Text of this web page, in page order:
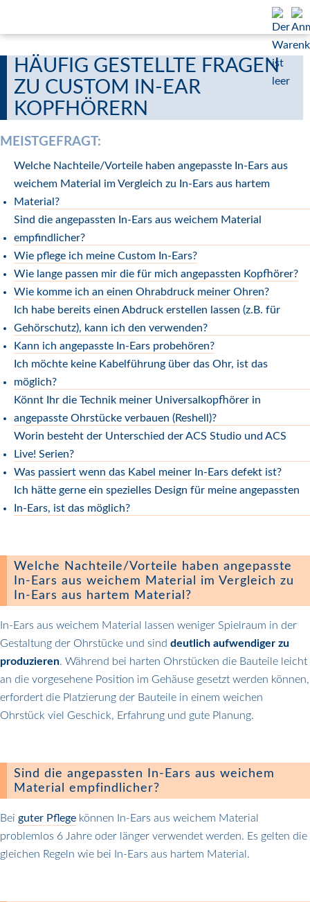
HÄUFIG GESTELLTE FRAGEN
ZU CUSTOM IN-EAR
KOPFHÖRERN
MEISTGEFRAGT:
Welche Nachteile/Vorteile haben angepasste In-Ears aus
weichem Material im Vergleich zu In-Ears aus hartem
Material?
Sind die angepassten In-Ears aus weichem Material
empfindlicher?
Wie pflege ich meine Custom In-Ears?
Wie lange passen mir die für mich angepassten Kopfhörer?
Wie komme ich an einen Ohrabdruck meiner Ohren?
Ich habe bereits einen Abdruck erstellen lassen (z.B. für
Gehörschutz), kann ich den verwenden?
Kann ich angepasste In-Ears probehören?
Ich möchte keine Kabelführung über das Ohr, ist das
möglich?
Könnt Ihr die Technik meiner Universalkopfhörer in
angepasste Ohrstücke verbauen (Reshell)?
Worin besteht der Unterschied der ACS Studio und ACS
Live! Serien?
Was passiert wenn das Kabel meiner In-Ears defekt ist?
Ich hätte gerne ein spezielles Design für meine angepassten
In-Ears, ist das möglich?
Welche Nachteile/Vorteile haben angepasste
In-Ears aus weichem Material im Vergleich zu
In-Ears aus hartem Material?
In-Ears aus weichem Material lassen weniger Spielraum in der
Gestaltung der Ohrstücke und sind deutlich aufwendiger zu
produzieren. Während bei harten Ohrstücken die Bauteile leicht
an die vorgesehene Position im Gehäuse gesetzt werden können,
erfordert die Platzierung der Bauteile in einem weichen
Ohrstück viel Geschick, Erfahrung und gute Planung.
Sind die angepassten In-Ears aus weichem
Material empfindlicher?
Bei guter Pflege können In-Ears aus weichem Material
problemlos 6 Jahre oder länger verwendet werden. Es gelten die
gleichen Regeln wie bei In-Ears aus hartem Material.